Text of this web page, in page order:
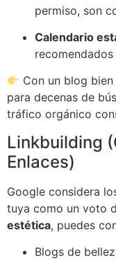
permiso, son
Calendario
Con un blog
para decenas de
tráfico orgánico
Linkbuilding
Enlaces)
Google considera
tuya como un voto
estética, puedes
Blogs de